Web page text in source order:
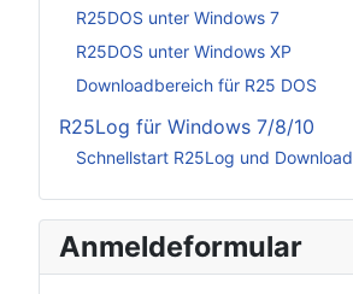
R25DOS unter Windows 7
R25DOS unter Windows XP
Downloadbereich für R25 DOS
R25Log für Windows 7/8/10
Schnellstart R25Log und Download
Anmeldeformular